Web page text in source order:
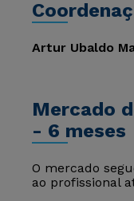
Artur Ubaldo
Mercado
- 6 meses
O mercado
ao profissional